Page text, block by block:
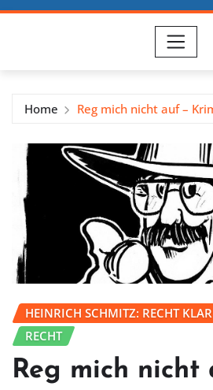
Home Reg mich nicht auf –
HEINRICH SCHMITZ: RECHT KLAR
RECHT
Reg mich nicht